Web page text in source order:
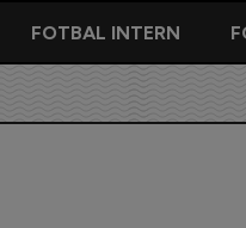
FOTBAL INTERN